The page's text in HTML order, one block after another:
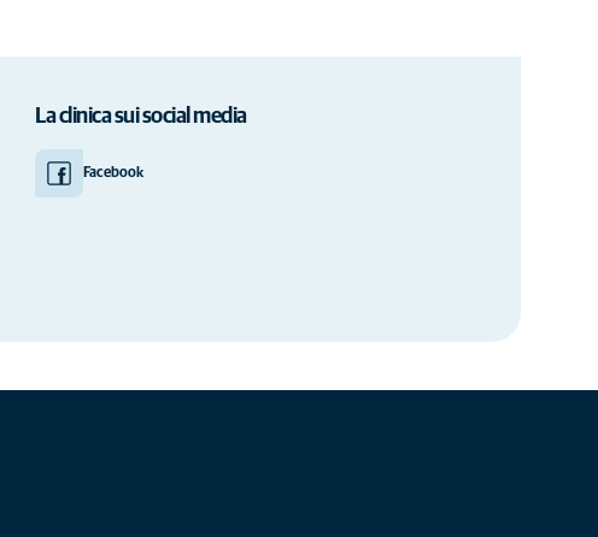
La clinica sui social media
Facebook